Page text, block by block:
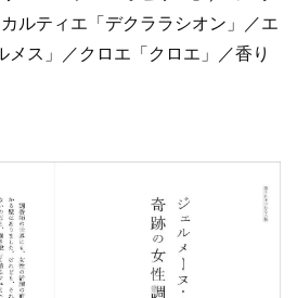
ルティエ「デクララシオン」／エ
メス」／クロエ「クロエ」／香り